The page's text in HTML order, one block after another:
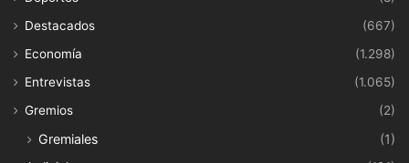
Destacados
(667)
Economía
(1.298)
Entrevistas
(1.065)
Gremios
(2)
Gremiales (1)